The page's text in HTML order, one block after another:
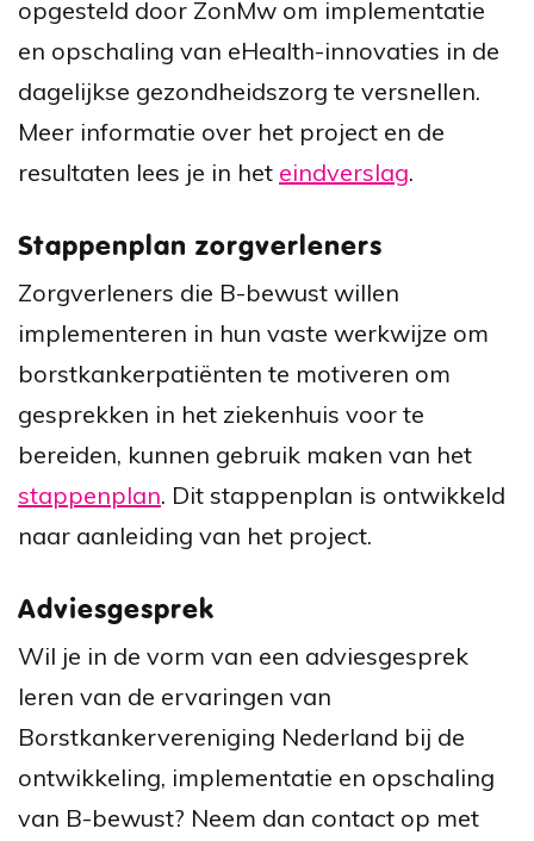
opgesteld door ZonMw om implementatie
en opschaling van eHealth-innovaties in de
dagelijkse gezondheidszorg te versnellen.
Meer informatie over het project en de
resultaten lees je in het eindverslag.
Stappenplan zorgverleners
Zorgverleners die B-bewust willen
implementeren in hun vaste werkwijze om
borstkankerpatiënten te motiveren om
gesprekken in het ziekenhuis voor te
bereiden, kunnen gebruik maken van het
stappenplan. Dit stappenplan is ontwikkeld
naar aanleiding van het project.
Adviesgesprek
Wil je in de vorm van een adviesgesprek
leren van de ervaringen van
Borstkankervereniging Nederland bij de
ontwikkeling, implementatie en opschaling
van B-bewust? Neem dan contact op met